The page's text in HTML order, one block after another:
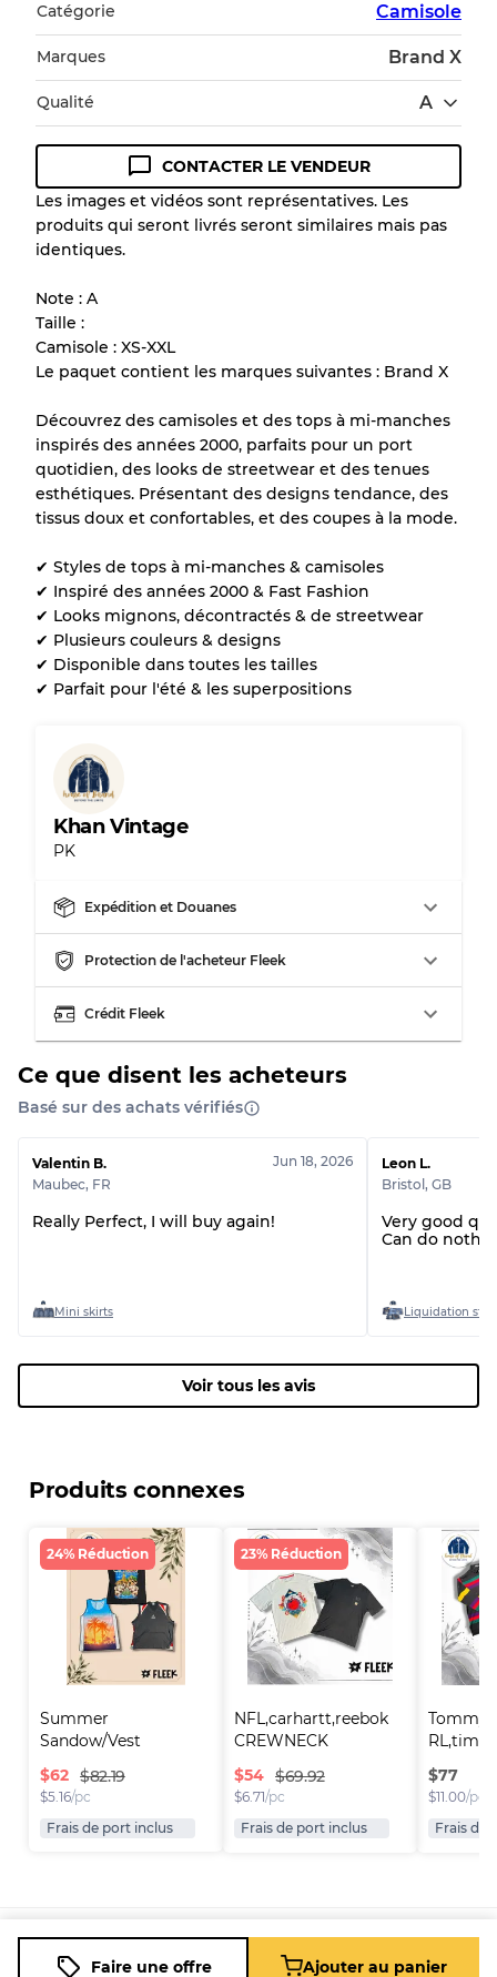
Faire une offre Ajouter au panier
Catégorie Camisole
Marques Brand X
Qualité A
Guide des conditions
Tous les produits incluent un niveau de
qualité pour comprendre l'état et l'apparence
Il y a une marge d'erreur allant jusqu'à
en raison de la vente en gros
Notre système à 3 niveaux
Qualité APresque neuf, usure légère
Qualité BPeu utilisé
Qualité C Usure visible avec taches
Répartition pour ratios mixtes
Qualité AB
Qualité BC
Qualité ABC
CONTACTER LE VENDEUR
Les images et vidéos sont représentatives. Les
produits qui seront livrés seront similaires mais pas
identiques.
Note : A
Taille :
Camisole : XS-XXL
Le paquet contient les marques suivantes : Brand X
Découvrez des camisoles et des tops à mi-manches
inspirés des années 2000, parfaits pour un port
quotidien, des looks de streetwear et des tenues
esthétiques. Présentant des designs tendance, des
tissus doux et confortables, et des coupes à la mode.
✔ Styles de tops à mi-manches & camisoles
✔ Inspiré des années 2000 & Fast Fashion
✔ Looks mignons, décontractés & de streetwear
✔ Plusieurs couleurs & designs
✔ Disponible dans toutes les tailles
✔ Parfait pour l'été & les superpositions
Khan Vintage
PK
Expédition et Douanes
Protection de l'acheteur Fleek
Crédit Fleek
Ce que disent les acheteurs
Basé sur des achats vérifiés
Valentin B.
Maubec, FR
Jun 18, 2026
Really Perfect, I will buy again!
Mini skirts
Leon L.
Bristol , GB
Very good
Can do
Liquidation
Voir tous les avis
Produits connexes
24% Réduction
Summer
Sandow/Vest
$62 $82.19
$5.16/pc
Frais de port inclus
23% Réduction
NFL,carhartt,reebok
CREWNECK
$54 $69.92
$6.71/pc
Frais de port inclus
Tommy
$77
$11.00/pc
Frais de
Plateforme
Entreprise